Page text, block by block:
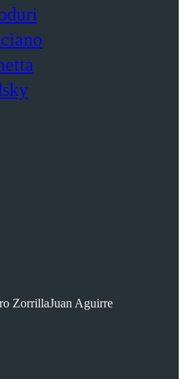
ZorrillaJuan Aguirre